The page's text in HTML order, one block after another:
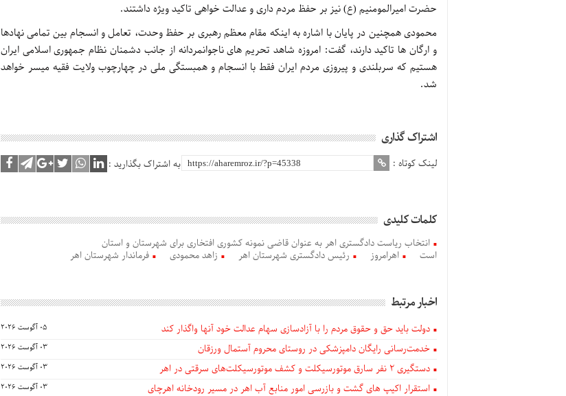
حضرت امیرالمومنیم (ع) نیز بر حفظ مردم داری و عدالت خواهی تاکید ویژه داشتند.
محمودی همچنین در پایان با اشاره به اینکه مقام معظم رهبری بر حفظ وحدت، تعامل و انسجام بین تمامی نهادها
و ارگان ها تاکید دارند، گفت: امروزه شاهد تحریم های ناجوانمردانه از جانب دشمنان نظام جمهوری اسلامی ایران
هستیم که سربلندی و پیروزی مردم ایران فقط با انسجام و همبستگی ملی در چهارچوب ولایت فقیه میسر خواهد
شد.
اشتراک گذاری
لینک کوتاه : به اشتراک بگذارید :
کلمات کلیدی
انتخاب ریاست دادگستری اهر به عنوان قاضی نمونه کشوری افتخاری برای شهرستان و استان
است
اهرامروز رئیس دادگستری شهرستان اهر زاهد محمودی فرماندار شهرستان اهر
اخبار مرتبط
دولت باید حق و حقوق مردم را با آزادسازی سهام عدالت خود آنها واگذار کند 05 آگوست 2026
خدمت‌رسانی رایگان دامپزشکی در روستای محروم آستمال ورزقان 03 آگوست 2026
دستگيری ۲ نفر سارق موتورسیکلت و کشف موتورسیکلت‌های سرقتی در اهر 03 آگوست 2026
استقرار اکیپ های گشت و بازرسی امور منابع آب اهر در مسیر رودخانه اهرچای 03 آگوست 2026